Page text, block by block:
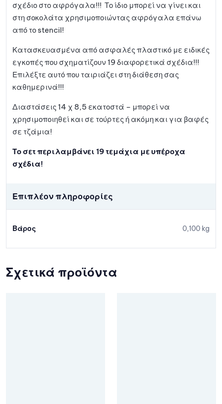
σχέδιο στο αφρόγαλα!!! Το ίδιο μπορεί να γίνει και
στη σοκολάτα χρησιμοποιώντας αφρόγαλα επάνω
από το stencil!
Κατασκευασμένα από ασφαλές πλαστικό με ειδικές
εγκοπές που σχηματίζουν 19 διαφορετικά σχέδια!!!
Επιλέξτε αυτό που ταιριάζει στη διάθεση σας
καθημερινά!!!
Διαστάσεις 14 χ 8,5 εκατοστά – μπορεί να
χρησιμοποιηθεί και σε τούρτες ή ακόμη και για βαφές
σε τζάμια!
Το σετ περιλαμβάνει 19 τεμάχια με υπέροχα
σχέδια!
Επιπλέον πληροφορίες
Βάρος 0,100 kg
Σχετικά προϊόντα